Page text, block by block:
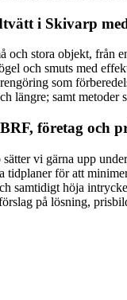
i Skivarp
och stora objekt,
och smuts med
som
längre; samt
företag och
vi gärna upp
för att
samtidigt höja
på lösning,